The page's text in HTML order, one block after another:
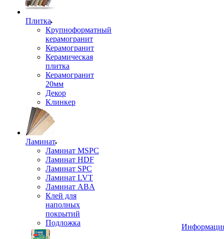
Плитка
Крупноформатный
керамогранит
Керамогранит
Керамическая
плитка
Керамогранит
20мм
Декор
Клинкер
Ламинат
Ламинат MSPC
Ламинат HDF
Ламинат SPC
Ламинат LVT
Ламинат ABA
Клей для
наполных
покрытий
Подложка